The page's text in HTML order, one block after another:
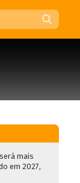
mais
em 2027,